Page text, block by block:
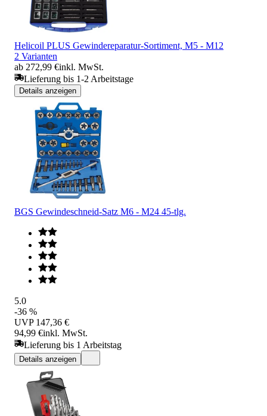
Helicoil PLUS Gewindereparatur-Sortiment, M5 - M12
2 Varianten
ab 272,99 €inkl. MwSt.
Lieferung bis 1-2 Arbeitstage
Details anzeigen
BGS Gewindeschneid-Satz M6 - M24 45-tlg.
5.0
-36 %
UVP 147,36 €
94,99 €inkl. MwSt.
Lieferung bis 1 Arbeitstag
Details anzeigen